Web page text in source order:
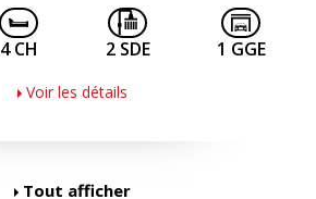
4 CH 2 SDE 1 GGE
Voir les détails
Tout afficher